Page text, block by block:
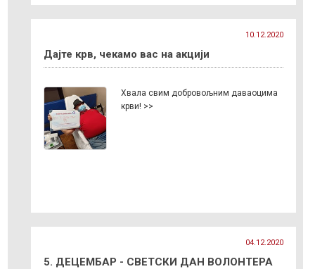
10.12.2020
Дајте крв, чекамо вас на акцији
Хвала свим добровољним даваоцима
крви! >>
04.12.2020
5. ДЕЦЕМБAР - СВЕТСКИ ДАН ВОЛОНТЕРА